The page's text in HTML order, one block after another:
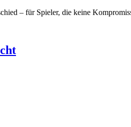
– für Spieler, die keine